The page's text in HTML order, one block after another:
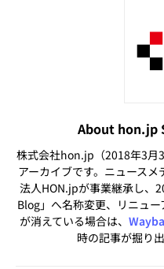
About hon.jp
株式会社hon.jp（2018年3月
アーカイブです。ニュース
法人HON.jpが事業継承し、
Blog」へ名称変更、リニュ
が消えている場合は、
時の記事が掘り